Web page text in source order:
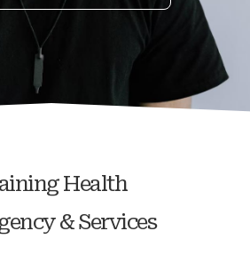
Health
& Services